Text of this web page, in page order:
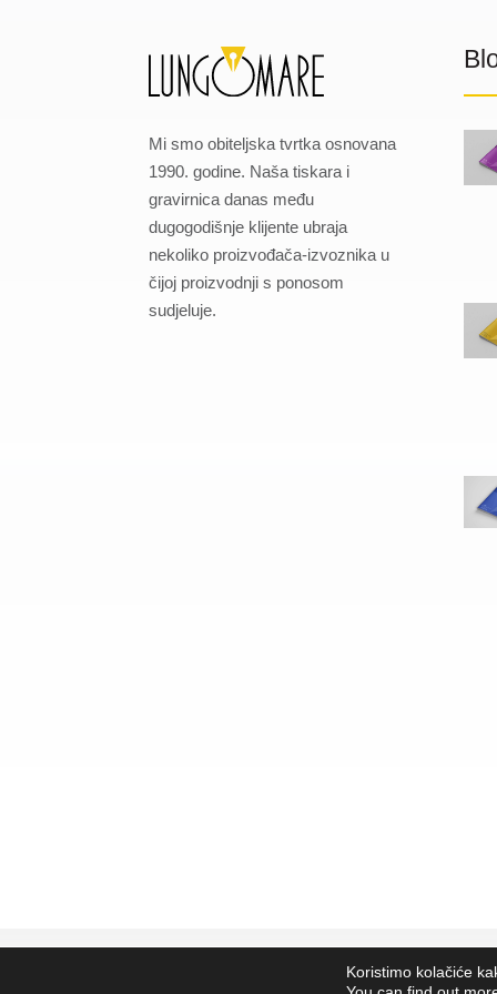
Mi smo obiteljska tvrtka osnovana
1990. godine. Naša tiskara i
gravirnica danas među
dugogodišnje klijente ubraja
nekoliko proizvođača-izvoznika u
čijoj proizvodnji s ponosom
sudjeluje.
Koristimo kolačiće